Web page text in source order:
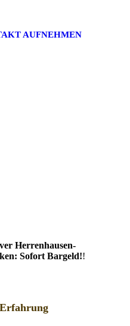
AUFNEHMEN
Herrenhausen-
Sofort Bargeld!!